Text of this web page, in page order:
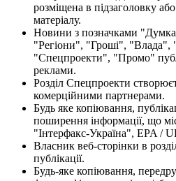
розміщена в підзаголовку
матеріалу.
Новини з позначками
"Регіони", "Гроші",
"Спецпроекти", "Промо"
реклами.
Розділ Спецпроекти
комерційними партнерами.
Будь яке копіювання,
поширення інформації, що
"Інтерфакс-Україна", EPA /
Власник веб-сторінки в
публікації.
Будь-яке копіювання,